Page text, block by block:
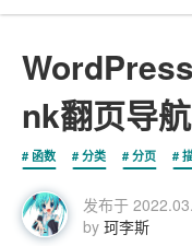
nk翻页导
函数 分类 分页
发布于
by 珂李斯